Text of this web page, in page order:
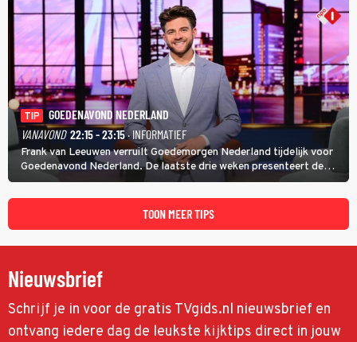
TIP
GOEDENAVOND NEDERLAND
VANAVOND 22:15 - 23:15· INFORMATIEF
Frank van Leeuwen verruilt Goedemorgen Nederland tijdelijk voor
Goedenavond Nederland. De laatste drie weken presenteert de
journalist en De Slimste Mens-winnaar deze avondtalkshow om en
om met Sam Hagens, die er al vanaf het begin bij is.
TOON MEER TIPS
Nieuwsbrief
Schrijf je in voor de gratis TVgids.nl nieuwsbrief en
ontvang iedere dag de leukste kijktips direct in jouw